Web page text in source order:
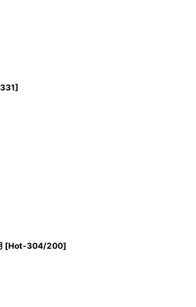
]
[Hot-304/200]